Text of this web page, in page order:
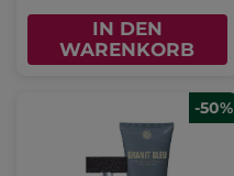
IN DEN
WARENKORB
-50%